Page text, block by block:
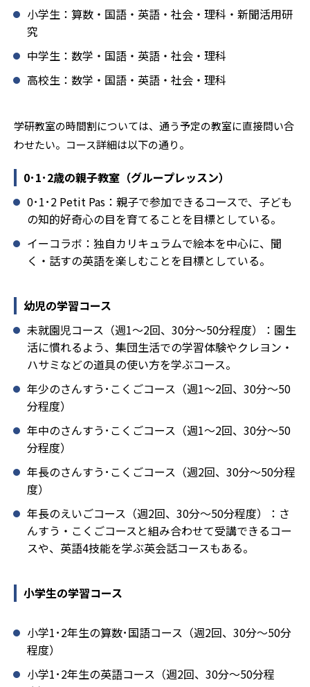
どんなデメリットがある？
学研教室のデメリットとしては、基礎をより重視している
分、生徒によっては物足りなく感じる可能性がある点だろ
う。相性が気になる場合は、近くの教室に問い合わせてみ
ることを推奨する。
小学生：算数・国語・英語・社会・理科・新聞活用研
究
中学生：数学・国語・英語・社会・理科
高校生：数学・国語・英語・社会・理科
学研教室の時間割については、通う予定の教室に直接問い合
わせたい。コース詳細は以下の通り。
0･1･2歳の親子教室（グループレッスン）
0･1･2 Petit Pas：親子で参加できるコースで、子ども
の知的好奇心の目を育てることを目標としている。
イーコラボ：独自カリキュラムで絵本を中心に、聞
く・話すの英語を楽しむことを目標としている。
幼児の学習コース
未就園児コース（週1～2回、30分～50分程度）：園生
活に慣れるよう、集団生活での学習体験やクレヨン・
ハサミなどの道具の使い方を学ぶコース。
年少のさんすう･こくごコース（週1～2回、30分～50
分程度）
年中のさんすう･こくごコース（週1～2回、30分～50
分程度）
年長のさんすう･こくごコース（週2回、30分～50分程
度）
年長のえいごコース（週2回、30分～50分程度）：さ
んすう・こくごコースと組み合わせて受講できるコー
スや、英語4技能を学ぶ英会話コースもある。
小学生の学習コース
小学1･2年生の算数･国語コース（週2回、30分～50分
程度）
小学1･2年生の英語コース（週2回、30分～50分程